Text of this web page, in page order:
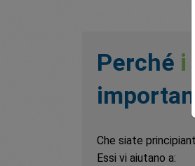
Perché i
Che siate
Essi vi aiutano a: